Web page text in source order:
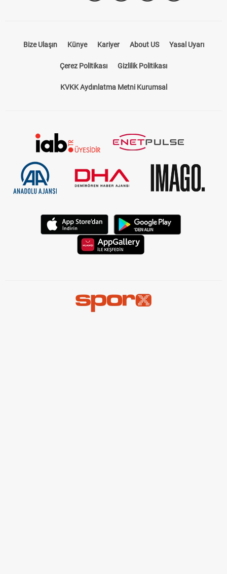
Bize Ulaşın Künye Kariyer About US Yasal Uyarı
Çerez Politikası Gizlilik Politikası
KVKK Aydınlatma Metni Kurumsal